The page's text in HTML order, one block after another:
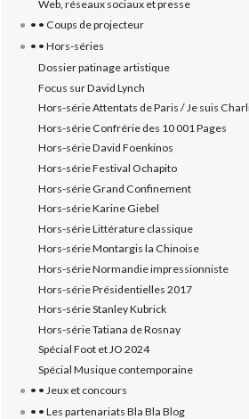
Web, réseaux sociaux et presse
• • Coups de projecteur
• • Hors-séries
Dossier patinage artistique
Focus sur David Lynch
Hors-série Attentats de Paris / Je suis
Hors-série Confrérie des 10 001 Pages
Hors-série David Foenkinos
Hors-série Festival Ochapito
Hors-série Grand Confinement
Hors-série Karine Giebel
Hors-série Littérature classique
Hors-série Montargis la Chinoise
Hors-série Normandie impressionniste
Hors-série Présidentielles 2017
Hors-série Stanley Kubrick
Hors-série Tatiana de Rosnay
Spécial Foot et JO 2024
Spécial Musique contemporaine
• • Jeux et concours
• • Les partenariats Bla Bla Blog